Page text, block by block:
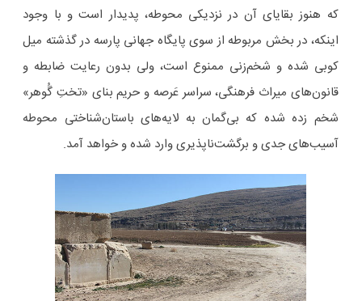
که هنوز بقایای آن در نزدیکی محوطه، پدیدار است و با وجود
اینکه، در بخش مربوطه از سوی پایگاه جهانی پارسه در گذشته میل
کوبی شده و شخم‌زنی ممنوع است، ولی بدون رعایت ضابطه و
قانون‌های میراث فرهنگی، سراسر عَرصه و حریم بنای «تختِ گُوهر»
شخم زده شده که بی‌گمان به لایه‌های باستان‌شناختی محوطه
آسیب‌های جدی و برگشت‌ناپذیری وارد شده و خواهد آمد.